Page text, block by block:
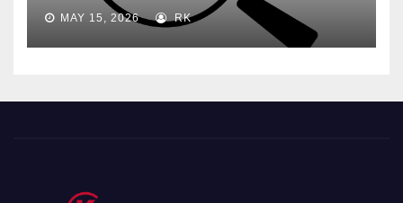
MAY 15, 2026 RK